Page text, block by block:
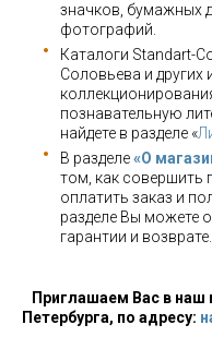
значков, бумажных
фотографий.
Каталоги Standart-
Соловьева и
познавательную
найдете в разделе «
В разделе«О
том, как совершить
оплатить заказ и
разделе Вы можете
гарантии и возврате.
Приглашаем Вас в наш
Петербурга, по адресу: